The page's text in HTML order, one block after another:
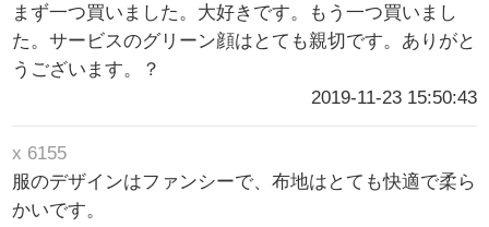
まず一つ買いました。大好きです。もう一つ買いまし
た。サービスのグリーン顔はとても親切です。ありがと
うございます。？
2019-11-23 15:50:43
x 6155
服のデザインはファンシーで、布地はとても快適で柔ら
かいです。